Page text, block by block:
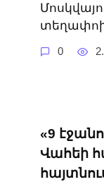
0
«9
Վահեի